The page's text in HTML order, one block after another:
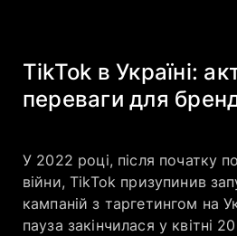
TikTok в Україні:
переваги для
У 2022 році, після початку
війни, TikTok призупинив
кампаній з таргетингом на
пауза закінчилася у квітні